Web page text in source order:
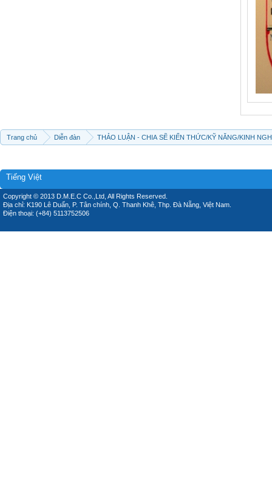
Trang chủ Diễn đàn THẢO LUẬN - CHIA SẼ KIẾN THỨC/KỸ NĂNG/KINH
Tiếng Việt
Copyright © 2013 D.M.E.C Co.,Ltd, All Rights Reserved.
Địa chỉ: K190 Lê Duẩn, P. Tân chính, Q. Thanh Khê, Thp. Đà Nẵng, Việt Nam.
Điện thoại: (+84) 5113752506